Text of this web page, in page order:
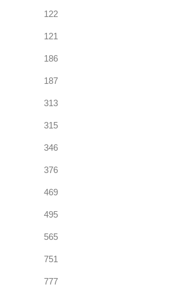
122
121
186
187
313
315
346
376
469
495
565
751
777